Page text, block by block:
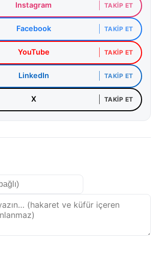
Instagram TAKIP ET
Facebook TAKIP ET
YouTube TAKIP ET
LinkedIn TAKIP ET
X TAKIP ET